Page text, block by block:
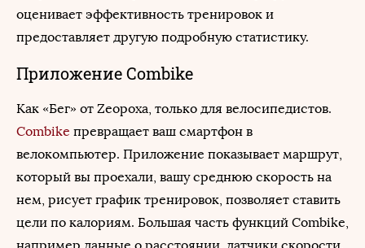
оценивает эффективность тренировок и
предоставляет другую подробную статистику.
Приложение Combike
Как «Бег» от Zeopoxa, только для велосипедистов.
Combike превращает ваш смартфон в
велокомпьютер. Приложение показывает маршрут,
который вы проехали, вашу среднюю скорость на
нем, рисует график тренировок, позволяет ставить
цели по калориям. Большая часть функций Combike,